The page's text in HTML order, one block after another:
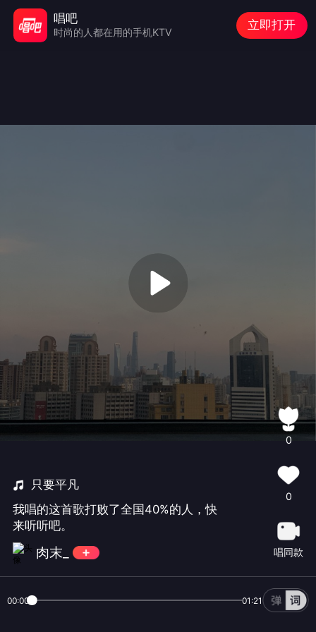
只要平凡
我唱的这首歌打败了全国40%的人，快
来听听吧。
肉末_
0
0
唱同款
00:00 01:21
唱吧
时尚的人都在用的手机KTV
立即打开